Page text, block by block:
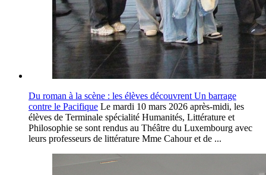
Du roman à la scène : les élèves découvrent Un barrage
contre le Pacifique Le mardi 10 mars 2026 après-midi, les
élèves de Terminale spécialité Humanités, Littérature et
Philosophie se sont rendus au Théâtre du Luxembourg avec
leurs professeurs de littérature Mme Cahour et de ...